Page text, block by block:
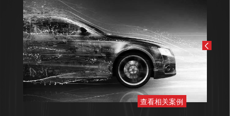
查看相关案例